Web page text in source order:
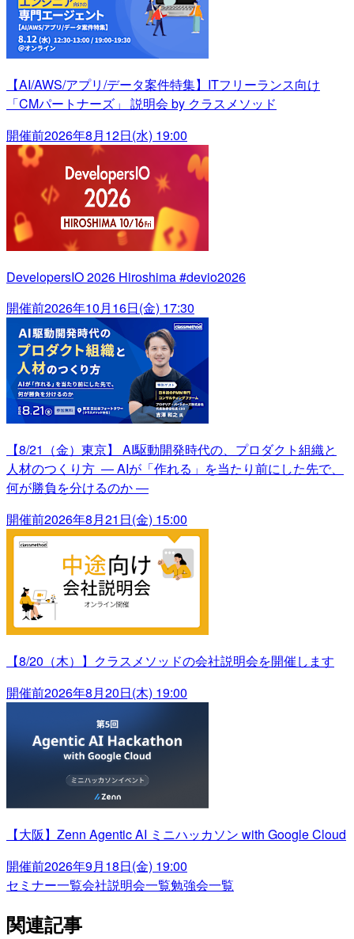
【AI/AWS/アプリ/データ案件特集】ITフリーランス向け
「CMパートナーズ」 説明会 by クラスメソッド
開催前2026年8月12日(水) 19:00
DevelopersIO 2026 Hiroshima #devio2026
開催前2026年10月16日(金) 17:30
【8/21（金）東京】 AI駆動開発時代の、プロダクト組織と
人材のつくり方 ― AIが「作れる」を当たり前にした先で、
何が勝負を分けるのか ―
開催前2026年8月21日(金) 15:00
【8/20（木）】クラスメソッドの会社説明会を開催します
開催前2026年8月20日(木) 19:00
【大阪】Zenn Agentic AI ミニハッカソン with Google Cloud
開催前2026年9月18日(金) 19:00
セミナー一覧会社説明会一覧勉強会一覧
関連記事